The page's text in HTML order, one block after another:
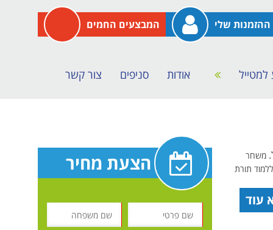
ההזמנות שלי המבצעים החמים
למטייל אודות סניפים צור קשר
משחר
תורת
עוד
הצעת מחיר